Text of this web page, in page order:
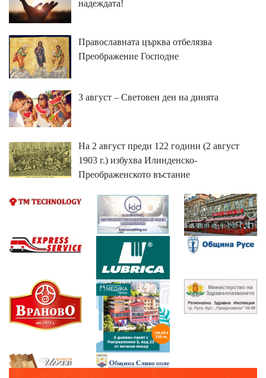
надеждата!
Православната църква отбелязва
Преображение Господне
3 август – Световен ден на динята
На 2 август преди 122 години (2 август
1903 г.) избухва Илинденско-
Преображенското въстание